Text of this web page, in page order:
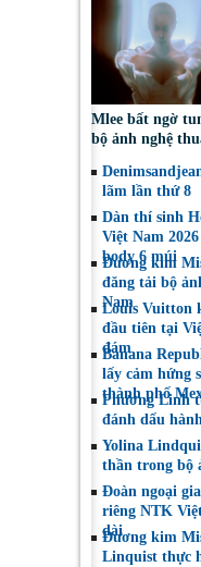
chuyện phía sau
hình “nàng
Mlee bất ngờ
bộ ảnh nghệ
với bóng tối
lãm lần thứ 8
Dàn thí sinh
Việt Nam
body 6 múi
Đương kim
đăng tải bộ
Nam
Louis Vuitton
đầu tiên tại
đám
Banana
lấy cảm hứng
thành phố
Phương Linh
đánh dấu
Yolina
thần trong bộ
Đoàn ngoại
riêng NTK
dài
Đương kim
Linquist thực